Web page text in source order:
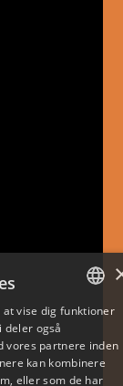
ENGLISH
vise dig funktioner
deler også
vores partnere inden
kan kombinere
eller som de har